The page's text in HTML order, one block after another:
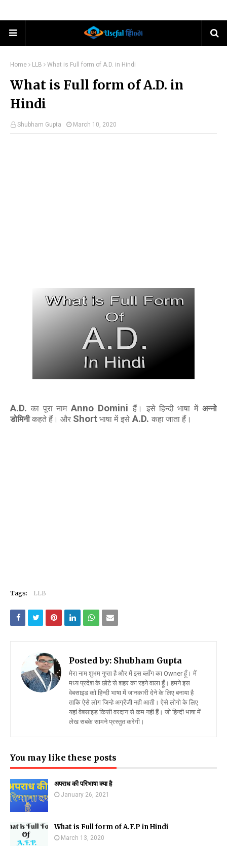
Home LLB What is Full form of A.D. in Hindi
What is Full form of A.D. in
Hindi
Shubham Gupta March 10, 2020
A.D.का पूरा नाम Anno Domini हैं। इसे हिन्‍दी भाषा में अन्‍नो
डोमिनीकहते हैं। और Shortभाषामें इसे A.D. कहा जाता हैं।
Tags: LLB
Posted by: Shubham Gupta
मेरा नाम शुभम गुप्ता है और में इस ब्लॉंग का Owner हूँ। में
मध्य प्रदेश के छोटे से शहर का रहने वाला हूँ। हमने इस
वेबसाइड को हिन्दी भाषा में जानकारी देने के लिए बनाया है
ताकि ऐसे लोग जिन्हे अग्रेंजी नही आती। ऐसे लोगो के लिए
यहां वेबसाइड किसी वरदान से कम नही हैं। जो हिन्दी भाषा में
लेख सबके सामने प्रस्तुत करेगी।
You may like these posts
अपराध की परिभाषा क्या है
January 26, 2021
What is Full form of A.F.P in Hindi
March 13, 2020